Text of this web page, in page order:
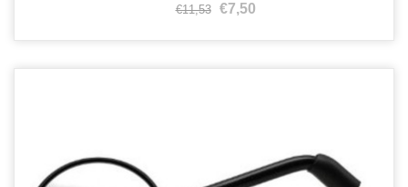
€11,53
€7,50